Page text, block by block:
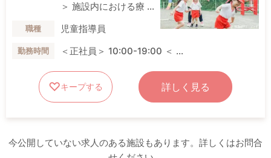
＞ 施設内における療 ...
職種 児童指導員
勤務時間 ＜正社員＞ 10:00-19:00 ＜ ...
キープする 詳しく見る
今公開していない求人のある施設もあります。詳しくはお問合